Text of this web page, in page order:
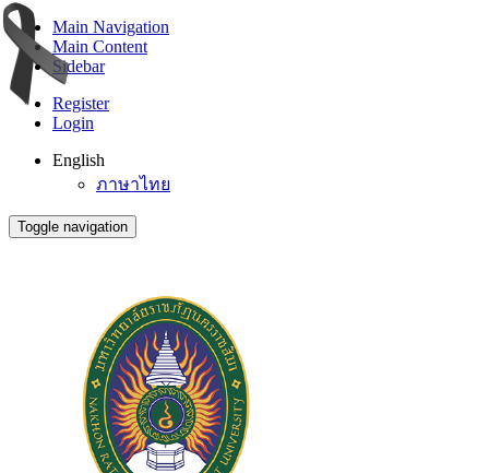
Main Navigation
Main Content
Sidebar
Register
Login
English
ภาษาไทย
Toggle navigation